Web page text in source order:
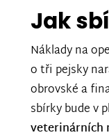
Jak
Náklady na
o tři pejsky
obrovské a
sbírky bude v
veterinárních